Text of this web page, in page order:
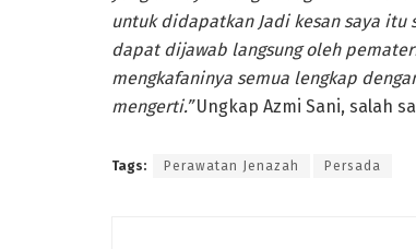
untuk didapatkan Jadi kesan saya itu
dapat dijawab langsung oleh
mengkafaninya semua lengkap
mengerti.”Ungkap Azmi Sani, salah
Tags: Perawatan Jenazah Persada